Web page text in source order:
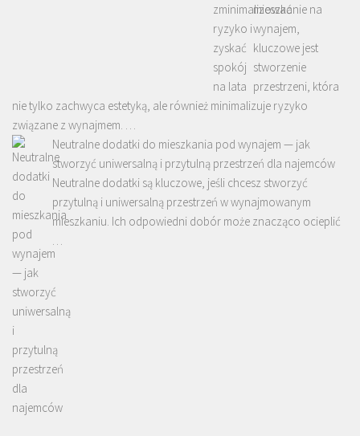
mieszkanie na
wynajem,
kluczowe jest
stworzenie
przestrzeni, która
nie tylko zachwyca estetyką, ale również minimalizuje ryzyko
związane z wynajmem. …
Neutralne dodatki do mieszkania pod wynajem — jak
stworzyć uniwersalną i przytulną przestrzeń dla najemców
Neutralne dodatki są kluczowe, jeśli chcesz stworzyć
przytulną i uniwersalną przestrzeń w wynajmowanym
mieszkaniu. Ich odpowiedni dobór może znacząco ocieplić
…